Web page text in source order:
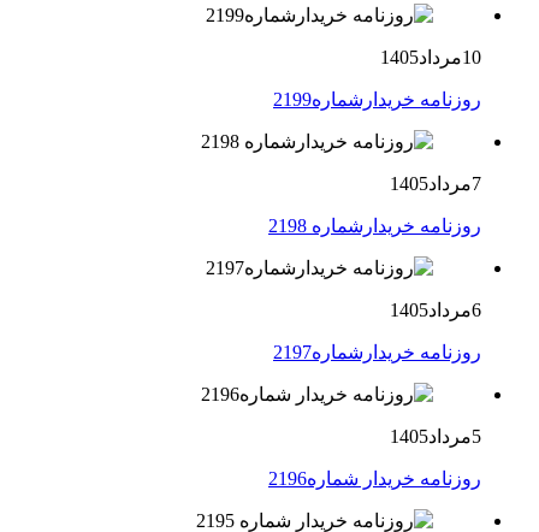
10مرداد1405
روزنامه خریدارشماره2199
7مرداد1405
روزنامه خریدارشماره 2198
6مرداد1405
روزنامه خریدارشماره2197
5مرداد1405
روزنامه خریدار شماره2196